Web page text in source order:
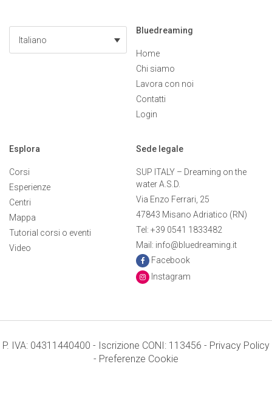
Italiano
Bluedreaming
Home
Chi siamo
Lavora con noi
Contatti
Login
Esplora
Corsi
Esperienze
Centri
Mappa
Tutorial corsi o eventi
Video
Sede legale
SUP ITALY – Dreaming on the
water A.S.D.
Via Enzo Ferrari, 25
47843 Misano Adriatico (RN)
Tel: +39 0541 1833482
Mail: info@bluedreaming.it
Facebook
Instagram
P. IVA: 04311440400 - Iscrizione CONI: 113456 - Privacy Policy
- Preferenze Cookie